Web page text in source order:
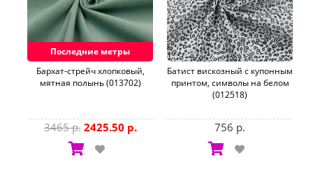
Последние метры
Бархат-стрейч хлопковый,
мятная полынь (013702)
3465 р. 2425.50 р.
Батист вискозный с купонным
принтом, символы на белом
(012518)
756 р.